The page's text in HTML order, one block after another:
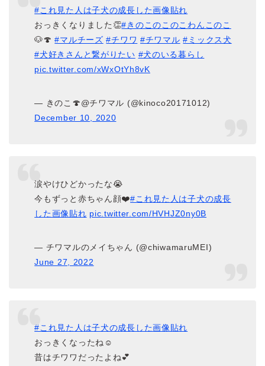
#これ見た人は子犬の成長した画像貼れ
おっきくなりました👏#きのこのこのこわんこのこ
🐶🍄#マルチーズ #チワワ #チワマル #ミックス犬
#犬好きさんと繋がりたい #犬のいる暮らし
pic.twitter.com/xWxOtYh8vK
— きのこ🍄@チワマル (@kinoco20171012)
December 10, 2020
涙やけひどかったな😭
今もずっと赤ちゃん顔❤️#これ見た人は子犬の成長
した画像貼れ pic.twitter.com/HVHJZ0ny0B
— チワマルのメイちゃん (@chiwamaruMEI)
June 27, 2022
#これ見た人は子犬の成長した画像貼れ
おっきくなったね☺️
昔はチワワだったよね💕